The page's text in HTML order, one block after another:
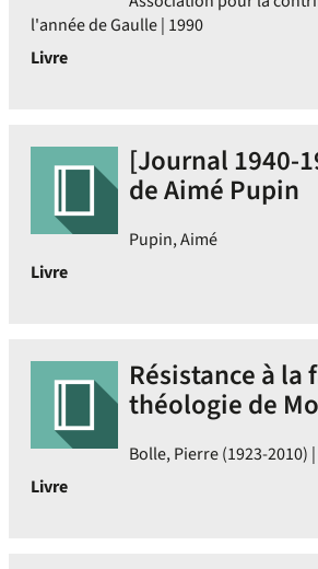
l'année de Gaulle | 1990
Livre
[Journal 1940-
de Aimé Pupin
Pupin, Aimé
Livre
Résistance à la
théologie de
Bolle, Pierre (1923-2010)
Livre